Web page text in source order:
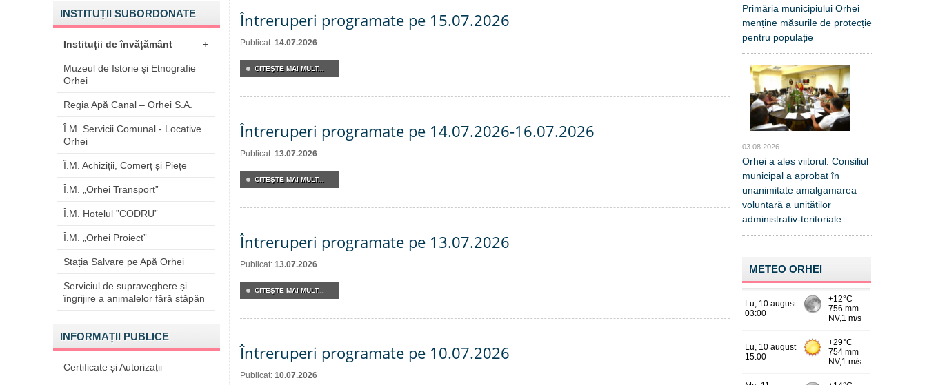
INSTITUȚII SUBORDONATE
Instituții de învățământ +
Muzeul de Istorie şi Etnografie
Orhei
Regia Apă Canal – Orhei S.A.
Î.M. Servicii Comunal - Locative
Orhei
Î.M. Achiziții, Comerț și Piețe
Î.M. „Orhei Transport”
Î.M. Hotelul ”CODRU”
Î.M. „Orhei Proiect”
Stația Salvare pe Apă Orhei
Serviciul de supraveghere și
îngrijire a animalelor fără stăpân
INFORMAȚII PUBLICE
Certificate și Autorizații
Întreruperi programate pe 15.07.2026
Publicat: 14.07.2026
CITEŞTE MAI MULT...
Întreruperi programate pe 14.07.2026-16.07.2026
Publicat: 13.07.2026
CITEŞTE MAI MULT...
Întreruperi programate pe 13.07.2026
Publicat: 13.07.2026
CITEŞTE MAI MULT...
Întreruperi programate pe 10.07.2026
Publicat: 10.07.2026
Primăria municipiului Orhei
menține măsurile de protecție
pentru populație
03.08.2026
Orhei a ales viitorul. Consiliul
municipal a aprobat în
unanimitate amalgamarea
voluntară a unităților
administrativ-teritoriale
METEO ORHEI